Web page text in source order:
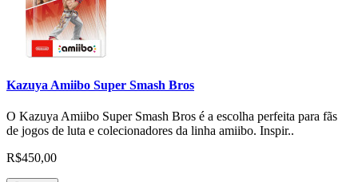
Kazuya Amiibo Super Smash Bros
O Kazuya Amiibo Super Smash Bros é a escolha perfeita para fãs
de jogos de luta e colecionadores da linha amiibo. Inspir..
R$450,00